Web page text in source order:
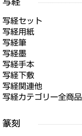
写経セット
写経用紙
写経筆
写経墨
写経手本
写経下敷
写経関連他
写経カテゴリー全商品